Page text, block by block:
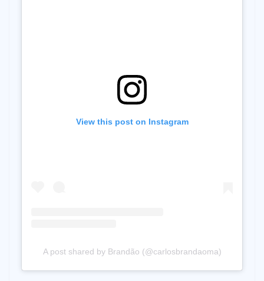
View this post on Instagram
A post shared by Brandão (@carlosbrandaoma)